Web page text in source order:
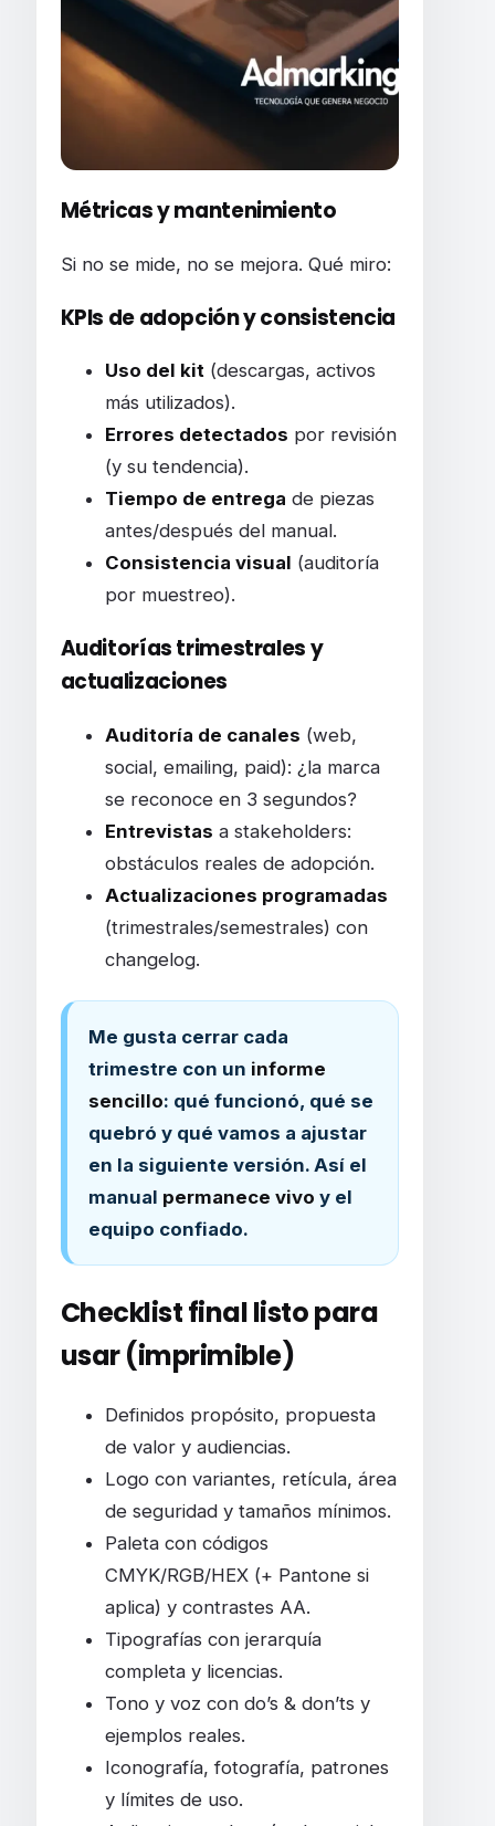
Métricas y mantenimiento
Si no se mide, no se mejora. Qué miro:
KPIs de adopción y consistencia
Uso del kit(descargas, activos
más utilizados).
Errores detectados por revisión
(y su tendencia).
Tiempo de entrega de piezas
antes/después del manual.
Consistencia visual (auditoría
por muestreo).
Auditorías trimestrales y
actualizaciones
Auditoría de canales (web,
social, emailing, paid): ¿la marca
se reconoce en 3 segundos?
Entrevistas a stakeholders:
obstáculos reales de adopción.
Actualizaciones programadas
(trimestrales/semestrales) con
changelog.
Me gusta cerrar cada
trimestre con un informe
sencillo: qué funcionó, qué se
quebró y qué vamos a ajustar
en la siguiente versión. Así el
manual permanece vivo y el
equipo confiado.
Checklist final listo para
usar (imprimible)
Definidos propósito, propuesta
de valor y audiencias.
Logo con variantes, retícula, área
de seguridad y tamaños mínimos.
Paleta con códigos
CMYK/RGB/HEX (+ Pantone si
aplica) y contrastes AA.
Tipografías con jerarquía
completa y licencias.
Tono y voz con do’s & don’ts y
ejemplos reales.
Iconografía, fotografía, patrones
y límites de uso.